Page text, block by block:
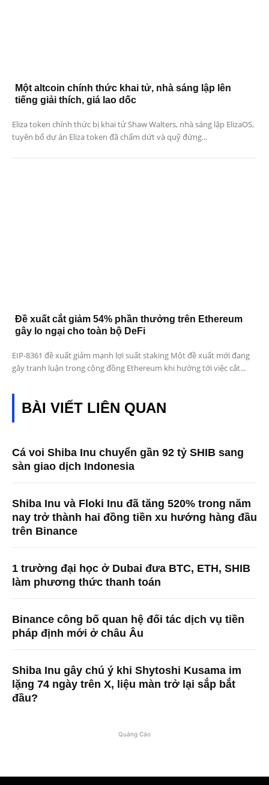
Một altcoin chính thức khai tử, nhà sáng lập lên
tiếng giải thích, giá lao dốc
Eliza token chính thức bị khai tử Shaw Walters, nhà sáng lập ElizaOS,
tuyên bố dự án Eliza token đã chấm dứt và quỹ đứng...
Đề xuất cắt giảm 54% phần thưởng trên Ethereum
gây lo ngại cho toàn bộ DeFi
EIP-8361 đề xuất giảm mạnh lợi suất staking Một đề xuất mới đang
gây tranh luận trong cộng đồng Ethereum khi hướng tới việc cắt...
BÀI VIẾT LIÊN QUAN
Cá voi Shiba Inu chuyển gần 92 tỷ SHIB sang
sàn giao dịch Indonesia
Shiba Inu và Floki Inu đã tăng 520% ​​trong năm
nay trở thành hai đồng tiền xu hướng hàng đầu
trên Binance
1 trường đại học ở Dubai đưa BTC, ETH, SHIB
làm phương thức thanh toán
Binance công bố quan hệ đối tác dịch vụ tiền
pháp định mới ở châu Âu
Shiba Inu gây chú ý khi Shytoshi Kusama im
lặng 74 ngày trên X, liệu màn trở lại sắp bắt
đầu?
Quảng Cáo